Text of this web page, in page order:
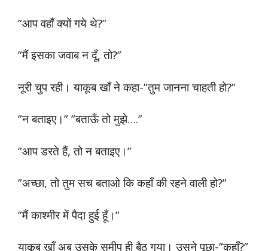
”आप वहाँ क्यों गये थे?”
”मैं इसका जवाब न दूँ, तो?”
नूरी चुप रही। याकूब खाँ ने कहा-”तुम जानना चाहती हो?”
”न बताइए।” ”बताऊँ तो मुझे….”
”आप डरते हैं, तो न बताइए।”
”अच्छा, तो तुम सच बताओ कि कहाँ की रहने वाली हो?”
”मैं काश्मीर में पैदा हुई हूँ।”
याकूब खाँ अब उसके समीप ही बैठ गया। उसने पूछा-”कहाँ?”